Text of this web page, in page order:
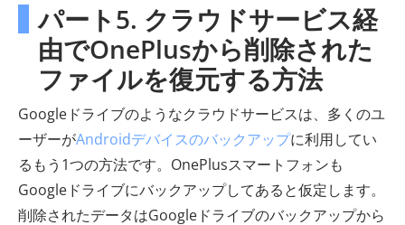
パート5. クラウドサービス経
由でOnePlusから削除された
ファイルを復元する方法
Googleドライブのようなクラウドサービスは、多くのユ
ーザーがAndroidデバイスのバックアップに利用してい
るもう1つの方法です。OnePlusスマートフォンも
Googleドライブにバックアップしてあると仮定します。
削除されたデータはGoogleドライブのバックアップから